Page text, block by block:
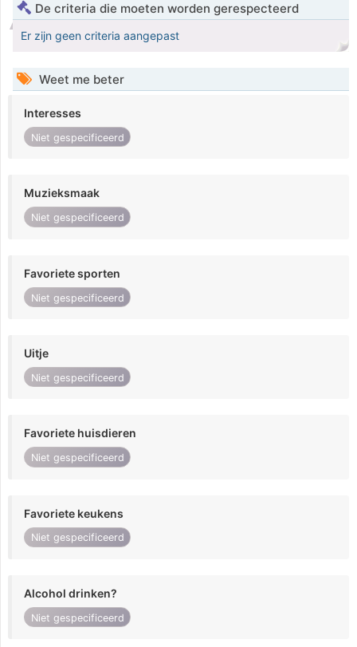
De criteria die moeten worden gerespecteerd
Er zijn geen criteria aangepast
Weet me beter
Interesses
Niet gespecificeerd
Muzieksmaak
Niet gespecificeerd
Favoriete sporten
Niet gespecificeerd
Uitje
Niet gespecificeerd
Favoriete huisdieren
Niet gespecificeerd
Favoriete keukens
Niet gespecificeerd
Alcohol drinken?
Niet gespecificeerd